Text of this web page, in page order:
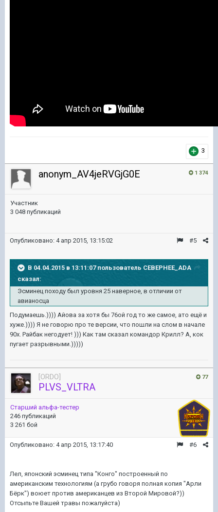
3
1 374
anonym_AV4jeRVGjG0E
Участник
3 048 публикаций
#5
Опубликовано: 4 апр 2015, 13:15:02
В 04.04.2015 в 13:11:07 пользователь CEBEPHEE_ADA
сказал:
Эсминец походу был уровня 25 наверное, в отличии от
авианосца
Подумаешь.)))) Айова за хотя бы 76ой год то же самое, ато ещё и
хуже.)))) Я не говорю про те версии, что пошли на слом в начале
90х. Райбак негодует! ))) Как там сказал командор Крилл? А, кок
пугает разрывными.)))))
77
[ORDO]
PLVS_VLTRA
Старший альфа-тестер
246 публикаций
3 261 бой
#6
Опубликовано: 4 апр 2015, 13:17:40
Лел, японский эсминец типа "Конго" построенный по
американским технологиям (а грубо говоря полная копия "Арли
Бёрк") воюет против американцев из Второй Мировой?))
Отсыпьте Вашей травы пожалуйста)